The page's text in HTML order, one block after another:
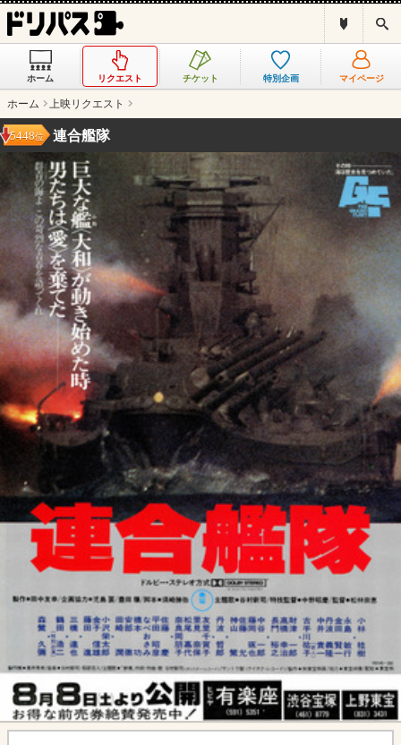
ス
ホーム リクエスト チケット 特別企画 マイページ
ホーム 上映リクエスト
連合艦隊
5448位